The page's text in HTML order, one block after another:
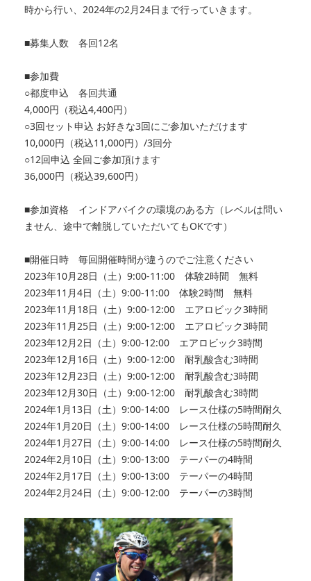
時から行い、2024年の2月24日まで行っていきます。
■募集人数 各回12名
■参加費
○都度申込 各回共通
4,000円（税込4,400円）
○3回セット申込 お好きな3回にご参加いただけます
10,000円（税込11,000円）/3回分
○12回申込 全回ご参加頂けます
36,000円（税込39,600円）
■参加資格 インドアバイクの環境のある方（レベルは問い
ません、途中で離脱していただいてもOKです）
■開催日時 毎回開催時間が違うのでご注意ください
2023年10月28日（土）9:00‐11:00 体験2時間 無料
2023年11月4日（土）9:00‐11:00 体験2時間 無料
2023年11月18日（土）9:00‐12:00 エアロビック3時間
2023年11月25日（土）9:00‐12:00 エアロビック3時間
2023年12月2日（土）9:00‐12:00 エアロビック3時間
2023年12月16日（土）9:00‐12:00 耐乳酸含む3時間
2023年12月23日（土）9:00‐12:00 耐乳酸含む3時間
2023年12月30日（土）9:00‐12:00 耐乳酸含む3時間
2024年1月13日（土）9:00-14:00 レース仕様の5時間耐久
2024年1月20日（土）9:00-14:00 レース仕様の5時間耐久
2024年1月27日（土）9:00-14:00 レース仕様の5時間耐久
2024年2月10日（土）9:00-13:00 テーパーの4時間
2024年2月17日（土）9:00-13:00 テーパーの4時間
2024年2月24日（土）9:00-12:00 テーパーの3時間